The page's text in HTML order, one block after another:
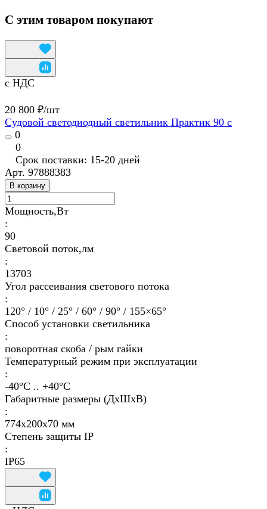
С этим товаром покупают
с НДС
20 800 ₽/шт
Судовой светодиодный светильник Практик 90 с
0
0
Срок поставки: 15-20 дней
Арт. 97888383
В корзину
Мощность,Вт
:
90
Световой поток,лм
:
13703
Угол рассеивания светового потока
:
120° / 10° / 25° / 60° / 90° / 155×65°
Способ установки светильника
:
поворотная скоба / рым гайки
Температурный режим при эксплуатации
:
-40°С .. +40°C
Габаритные размеры (ДхШхВ)
:
774х200х70 мм
Степень защиты IP
:
IP65